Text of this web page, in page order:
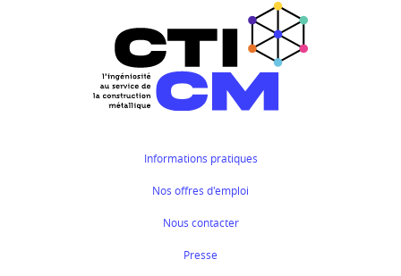
Informations pratiques
Nos offres d'emploi
Nous contacter
Presse